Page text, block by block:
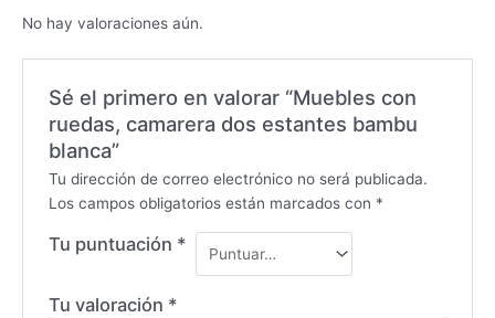
No hay valoraciones aún.
Sé el primero en valorar “Muebles con
ruedas, camarera dos estantes bambu
blanca”
Tu dirección de correo electrónico no será publicada.
Los campos obligatorios están marcados con *
Tu puntuación *
Tu valoración *